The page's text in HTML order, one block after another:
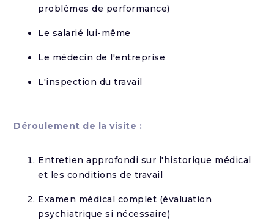
problèmes de performance)
Le salarié lui-même
Le médecin de l'entreprise
L'inspection du travail
Déroulement de la visite :
Entretien approfondi sur l'historique médical
et les conditions de travail
Examen médical complet (évaluation
psychiatrique si nécessaire)